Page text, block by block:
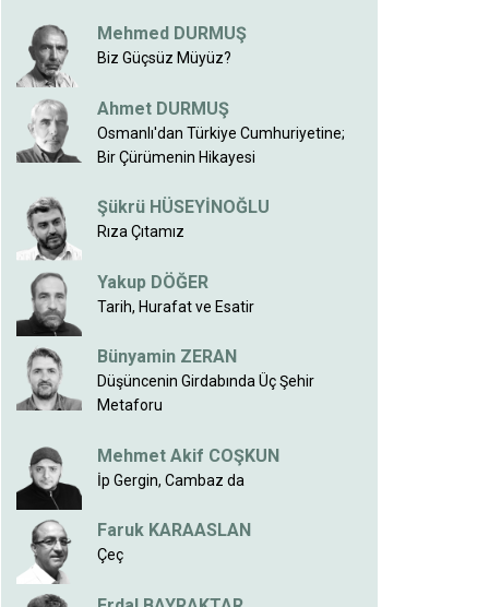
Mehmed DURMUŞ
Biz Güçsüz Müyüz?
Ahmet DURMUŞ
Osmanlı'dan Türkiye Cumhuriyetine;
Bir Çürümenin Hikayesi
Şükrü HÜSEYİNOĞLU
Rıza Çıtamız
Yakup DÖĞER
Tarih, Hurafat ve Esatir
Bünyamin ZERAN
Düşüncenin Girdabında Üç Şehir
Metaforu
Mehmet Akif COŞKUN
İp Gergin, Cambaz da
Faruk KARAASLAN
Çeç